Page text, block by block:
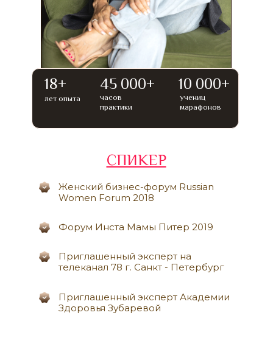
СПИКЕР
Женский бизнес-форум Russian
Women Forum 2018
Форум Инста Мамы Питер 2019
Приглашенный эксперт на
телеканал 78 г. Санкт - Петербург
Приглашенный эксперт Академии
Здоровья Зубаревой
18+ 45 000+ 10 000+
лет опыта
часов
практики
учениц
марафонов